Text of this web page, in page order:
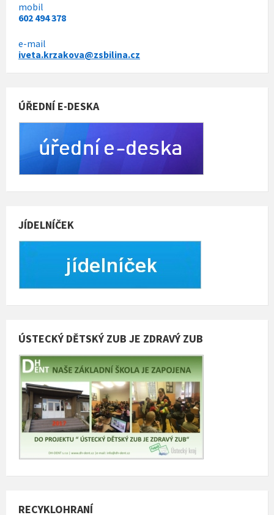
mobil
602 494 378
e-mail
iveta.krzakova@zsbilina.cz
ÚŘEDNÍ E-DESKA
JÍDELNÍČEK
ÚSTECKÝ DĚTSKÝ ZUB JE ZDRAVÝ ZUB
RECYKLOHRANÍ